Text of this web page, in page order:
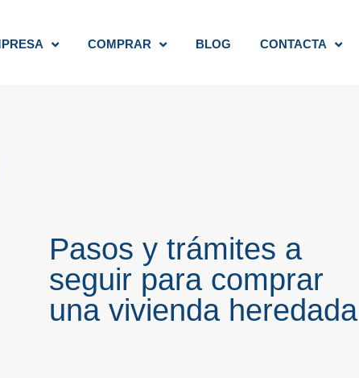
COMPRAR BLOG CONTACTA
Pasos y trámites a
seguir para comprar
una vivienda heredada